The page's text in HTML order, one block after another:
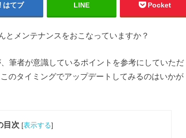
はてブ LINE Pocket
とメンテナンスをおこなっていますか？
筆者が意識しているポイントを参考にしていただ
のタイミングでアップデートしてみるのはいかが
目次 [表示する]